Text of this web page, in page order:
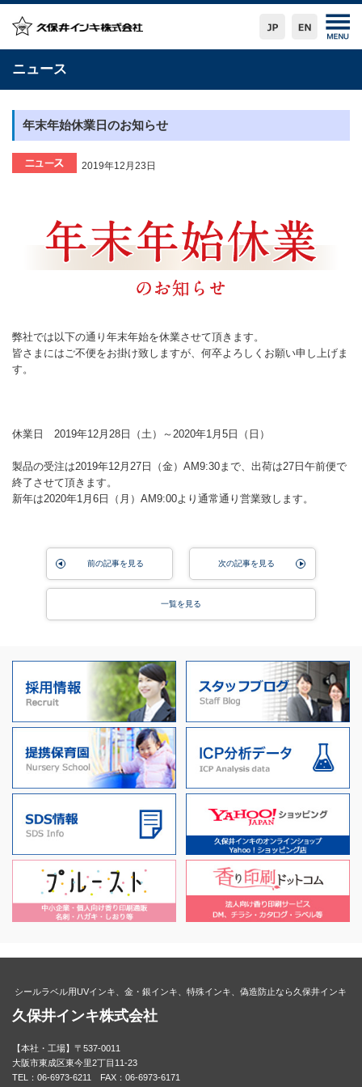
ニュース
年末年始休業日のお知らせ
2019年12月23日
弊社では以下の通り年末年始を休業させて頂きます。
皆さまにはご不便をお掛け致しますが、何卒よろしくお願い申し上げま
す。
休業日 2019年12月28日（土）～2020年1月5日（日）
製品の受注は2019年12月27日（金）AM9:30まで、出荷は27日午前便で
終了させて頂きます。
新年は2020年1月6日（月）AM9:00より通常通り営業致します。
前の記事を見る 次の記事を見る
一覧を見る
シールラベル用UVインキ、金・銀インキ、特殊インキ、偽造防止なら久保井インキ
久保井インキ株式会社
【本社・工場】〒537-0011
大阪市東成区東今里2丁目11-23
TEL：06-6973-6211 FAX：06-6973-6171